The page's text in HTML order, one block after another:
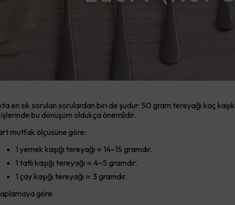
en sık sorulan sorulardan biri de şudur: 50 gram tereyağı kaç
bu dönüşüm oldukça önemlidir.
mutfak ölçüsüne göre:
1 yemek kaşığı tereyağı ≈ 14–15 gramdır.
1 tatlı kaşığı tereyağı ≈ 4–5 gramdır.
1 çay kaşığı tereyağı ≈ 3 gramdır.
göre: